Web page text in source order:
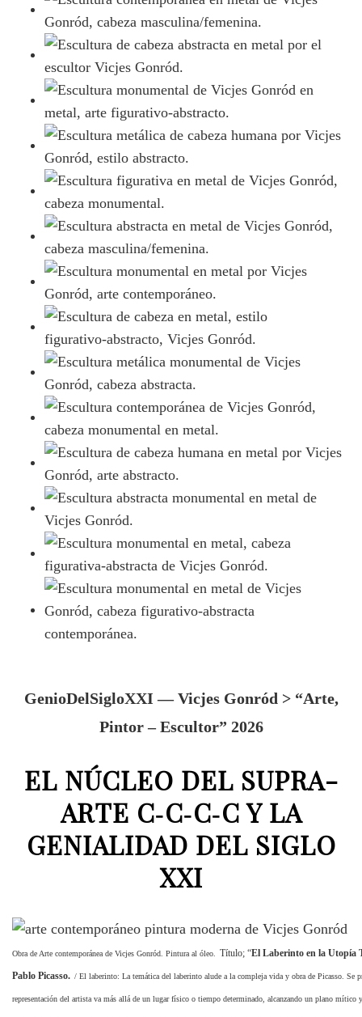
GenioDelSigloXXI — Vicjes Gonród > “Arte,
Pintor – Escultor” 2026
EL NÚCLEO DEL SUPRA-
ARTE C‑C‑C‑C Y LA
GENIALIDAD DEL SIGLO
XXI
Obra de Arte contemporánea de Vicjes Gonród. Pintura al óleo. Título; “El Laberinto en la Utopía
Pablo Picasso. / El laberinto: La temática del laberinto alude a la compleja vida y obra de Picasso. Se
representación del artista va más allá de un lugar físico o tiempo determinado, alcanzando un plano mítico